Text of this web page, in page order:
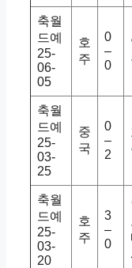
축월
드예
25-
06-
05
호
주
0
–
0
축월
드예
25-
03-
25
중
국
0
–
2
축월
드예
25-
03-
20
호
주
3
–
0